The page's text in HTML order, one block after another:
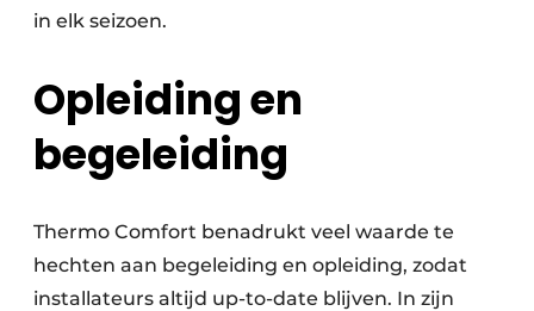
in elk seizoen.
Opleiding en
begeleiding
Thermo Comfort benadrukt veel waarde te
hechten aan begeleiding en opleiding, zodat
installateurs altijd up-to-date blijven. In zijn